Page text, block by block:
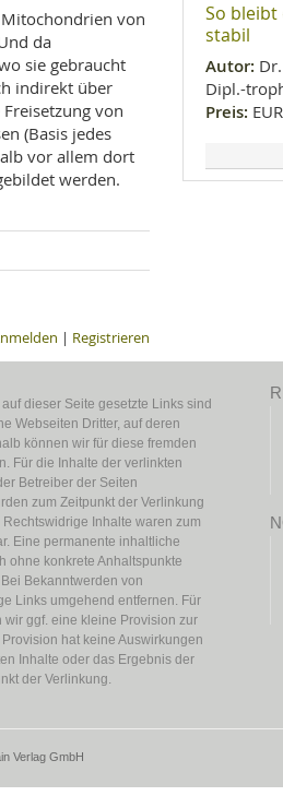
Mitochondrien von
da
sie gebraucht
indirekt über
von
(Basis jedes
vor allem dort
werden.
| Registrieren
So
stabil
Autor:
Dipl.-
Preis:
dieser Seite gesetzte Links sind
Webseiten Dritter, auf deren
können wir für diese fremden
Für die Inhalte der verlinkten
Betreiber der Seiten
zum Zeitpunkt der Verlinkung
Inhalte waren zum
Eine permanente inhaltliche
ohne konkrete Anhaltspunkte
Bekanntwerden von
Links umgehend entfernen. Für
ggf. eine kleine Provision zur
hat keine Auswirkungen
Inhalte oder das Ergebnis der
der Verlinkung.
Verlag GmbH